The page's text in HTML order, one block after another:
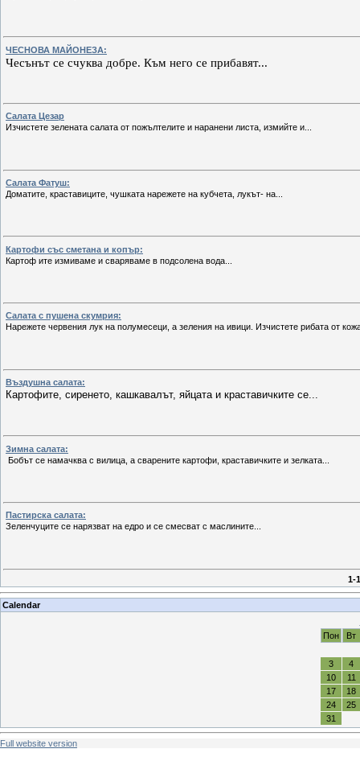
ЧЕСНОВА МАЙОНЕЗА:
Чесънът се счуква добре. Към него се прибавят...
Салата Цезар
Изчистете зелената салата от пожълтелите и наранени листа, измийте и...
Салата Фатуш:
Доматите, краставиците, чушката нарежете на кубчета, лукът- на...
Картофи със сметана и копър:
Картоф ите измиваме и сваряваме в подсолена вода...
Салата с пушена скумрия:
Нарежете червения лук на полумесеци, а зеления на ивици. Изчистете рибата от
Въздушна салата:
Картофите, сиренето, кашкавалът, яйцата и краставичките се...
Зимна салата:
Бобът се намачква с вилица, а сварените картофи, краставичките и зелката...
Пастирска салата:
Зеленчуците се нарязват на едро и се смесват с маслините...
1-
Calendar
Пон
Вт
3
4
10
11
17
18
24
25
31
Full website version